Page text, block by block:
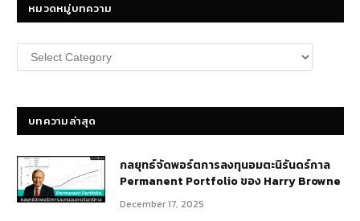
หมวดหมู่บทความ
หมวด
หมู่
บทความล่าสุด
กลยุทธ์​จัดพอร์ตการลงทุนอมตะนิรันดร์กาล
Permanent Portfolio ของ Harry Browne
December 17, 2025